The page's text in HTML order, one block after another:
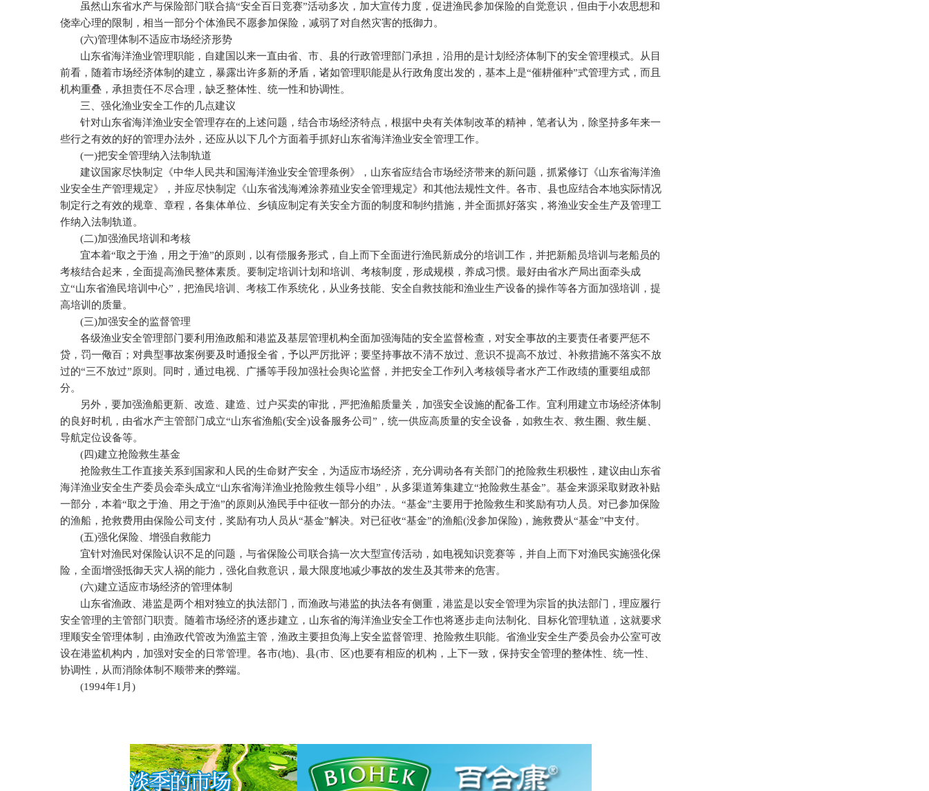
虽然山东省水产与保险部门联合搞“安全百日竞赛”活动多次，加大宣传力度，促进渔民参加保险的自觉意识，但由于小农思想和
侥幸心理的限制，相当一部分个体渔民不愿参加保险，减弱了对自然灾害的抵御力。
(六)管理体制不适应市场经济形势
山东省海洋渔业管理职能，自建国以来一直由省、市、县的行政管理部门承担，沿用的是计划经济体制下的安全管理模式。从目
前看，随着市场经济体制的建立，暴露出许多新的矛盾，诸如管理职能是从行政角度出发的，基本上是“催耕催种”式管理方式，而且
机构重叠，承担责任不尽合理，缺乏整体性、统一性和协调性。
三、强化渔业安全工作的几点建议
针对山东省海洋渔业安全管理存在的上述问题，结合市场经济特点，根据中央有关体制改革的精神，笔者认为，除坚持多年来一
些行之有效的好的管理办法外，还应从以下几个方面着手抓好山东省海洋渔业安全管理工作。
(一)把安全管理纳入法制轨道
建议国家尽快制定《中华人民共和国海洋渔业安全管理条例》，山东省应结合市场经济带来的新问题，抓紧修订《山东省海洋渔
业安全生产管理规定》，并应尽快制定《山东省浅海滩涂养殖业安全管理规定》和其他法规性文件。各市、县也应结合本地实际情况
制定行之有效的规章、章程，各集体单位、乡镇应制定有关安全方面的制度和制约措施，并全面抓好落实，将渔业安全生产及管理工
作纳入法制轨道。
(二)加强渔民培训和考核
宜本着“取之于渔，用之于渔”的原则，以有偿服务形式，自上而下全面进行渔民新成分的培训工作，并把新船员培训与老船员的
考核结合起来，全面提高渔民整体素质。要制定培训计划和培训、考核制度，形成规模，养成习惯。最好由省水产局出面牵头成
立“山东省渔民培训中心”，把渔民培训、考核工作系统化，从业务技能、安全自救技能和渔业生产设备的操作等各方面加强培训，提
高培训的质量。
(三)加强安全的监督管理
各级渔业安全管理部门要利用渔政船和港监及基层管理机构全面加强海陆的安全监督检查，对安全事故的主要责任者要严惩不
贷，罚一儆百；对典型事故案例要及时通报全省，予以严厉批评；要坚持事故不清不放过、意识不提高不放过、补救措施不落实不放
过的“三不放过”原则。同时，通过电视、广播等手段加强社会舆论监督，并把安全工作列入考核领导者水产工作政绩的重要组成部
分。
另外，要加强渔船更新、改造、建造、过户买卖的审批，严把渔船质量关，加强安全设施的配备工作。宜利用建立市场经济体制
的良好时机，由省水产主管部门成立“山东省渔船(安全)设备服务公司”，统一供应高质量的安全设备，如救生衣、救生圈、救生艇、
导航定位设备等。
(四)建立抢险救生基金
抢险救生工作直接关系到国家和人民的生命财产安全，为适应市场经济，充分调动各有关部门的抢险救生积极性，建议由山东省
海洋渔业安全生产委员会牵头成立“山东省海洋渔业抢险救生领导小组”，从多渠道筹集建立“抢险救生基金”。基金来源采取财政补贴
一部分，本着“取之于渔、用之于渔”的原则从渔民手中征收一部分的办法。“基金”主要用于抢险救生和奖励有功人员。对已参加保险
的渔船，抢救费用由保险公司支付，奖励有功人员从“基金”解决。对已征收“基金”的渔船(没参加保险) ，施救费从“基金”中支付。
(五)强化保险、增强自救能力
宜针对渔民对保险认识不足的问题，与省保险公司联合搞一次大型宣传活动，如电视知识竞赛等，并自上而下对渔民实施强化保
险，全面增强抵御天灾人祸的能力，强化自救意识，最大限度地减少事故的发生及其带来的危害。
(六)建立适应市场经济的管理体制
山东省渔政、港监是两个相对独立的执法部门，而渔政与港监的执法各有侧重，港监是以安全管理为宗旨的执法部门，理应履行
安全管理的主管部门职责。随着市场经济的逐步建立，山东省的海洋渔业安全工作也将逐步走向法制化、目标化管理轨道，这就要求
理顺安全管理体制，由渔政代管改为渔监主管，渔政主要担负海上安全监督管理、抢险救生职能。省渔业安全生产委员会办公室可改
设在港监机构内，加强对安全的日常管理。各市(地) 、县(市、区)也要有相应的机构，上下一致，保持安全管理的整体性、统一性、
协调性，从而消除体制不顺带来的弊端。
(1994年1 月)